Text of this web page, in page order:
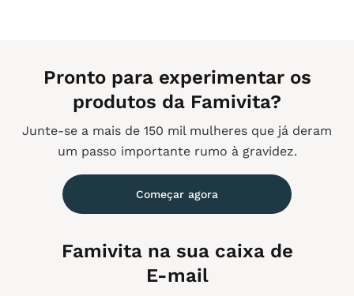
Pronto para experimentar os
produtos da Famivita?
Junte-se a mais de 150 mil mulheres que já deram
um passo importante rumo à gravidez.
Começar agora
Famivita na sua caixa de
E-mail